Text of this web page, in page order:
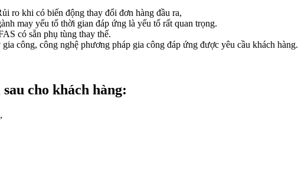
ro khi có biến động thay đổi đơn hàng đầu ra,
may yếu tố thời gian đáp ứng là yếu tố rất quan trọng.
có sẵn phụ tùng thay thế.
công, công nghệ phương pháp gia công đáp ứng được yêu cầu khách hàng.
cho khách hàng: